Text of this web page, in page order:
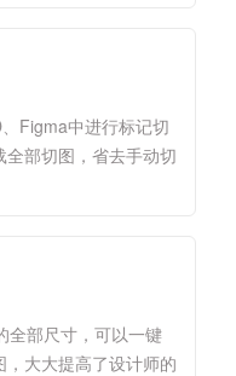
Figma中进行标记切
部切图，省去手动切
全部尺寸，可以一键
大大提高了设计师的